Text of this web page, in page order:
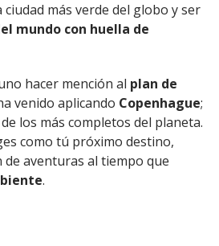
más verde del globo y ser
mundo con huella de
hacer mención al plan de
venido aplicando Copenhague;
los más completos del planeta.
como tú próximo destino,
aventuras al tiempo que
.